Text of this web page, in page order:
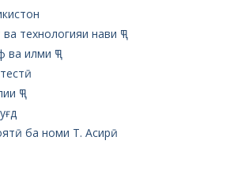
технологияи нави ҶТ
ва илми ҶТ
ҶТ
ба номи Т. Асирӣ